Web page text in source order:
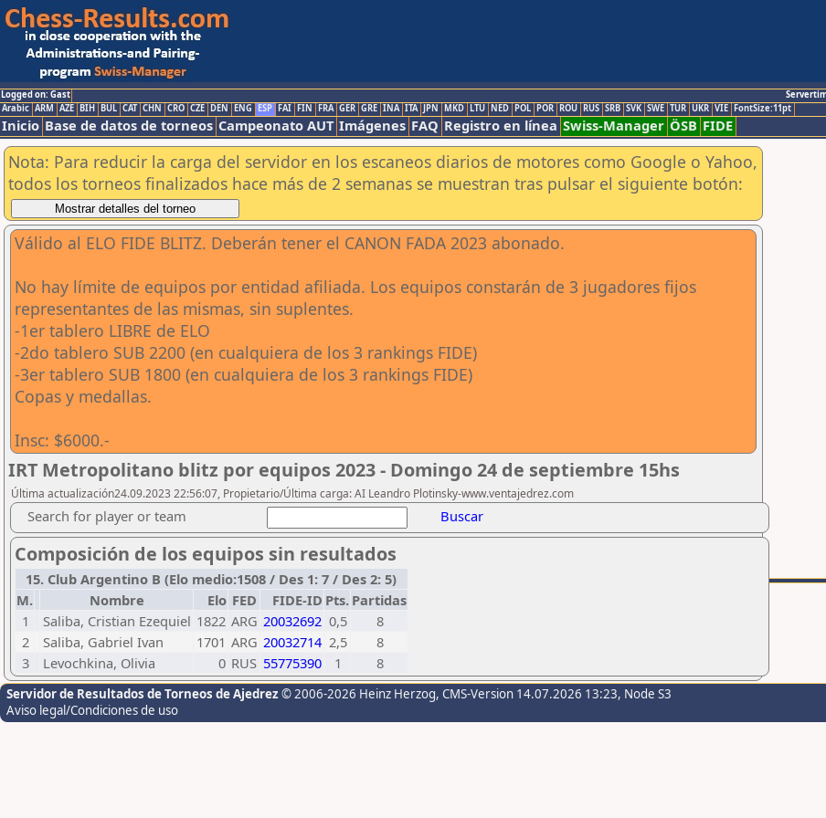
Logged on: Gast
Arabic ARM AZE BIH BUL CAT CHN CRO CZE DEN ENG ESP FAI FIN FRA GER GRE INA ITA JPN MKD LTU NED POL POR ROU RUS SRB SVK SWE TUR UKR VIE FontSize:11pt
Inicio Base de datos de torneos Campeonato AUT Imágenes FAQ Registro en línea Swiss-Manager ÖSB FIDE
Nota: Para reducir la carga del servidor en los escaneos diarios de motores como Google o Yahoo,
todos los torneos finalizados hace más de 2 semanas se muestran tras pulsar el siguiente botón:
Válido al ELO FIDE BLITZ. Deberán tener el CANON FADA 2023 abonado.
No hay límite de equipos por entidad afiliada. Los equipos constarán de 3 jugadores fijos
representantes de las mismas, sin suplentes.
-1er tablero LIBRE de ELO
-2do tablero SUB 2200 (en cualquiera de los 3 rankings FIDE)
-3er tablero SUB 1800 (en cualquiera de los 3 rankings FIDE)
Copas y medallas.
Insc: $6000.-
IRT Metropolitano blitz por equipos 2023 - Domingo 24 de septiembre 15hs
Última actualización24.09.2023 22:56:07, Propietario/Última carga: AI Leandro Plotinsky-www.ventajedrez.com
Search for player or team Buscar
Composición de los equipos sin resultados
15. Club Argentino B (Elo medio:1508 / Des 1: 7 / Des 2: 5)
M.
Nombre Elo FED FIDE-ID Pts. Partidas
1
Saliba, Cristian Ezequiel 1822 ARG 20032692 0,5
8
2
Saliba, Gabriel Ivan 1701 ARG 20032714 2,5
8
3
Levochkina, Olivia 0 RUS 55775390 1 8
Servidor de Resultados de Torneos de Ajedrez © 2006-2026 Heinz Herzog, CMS-Version 14.07.2026 13:23, Node S3
Aviso legal/Condiciones de uso